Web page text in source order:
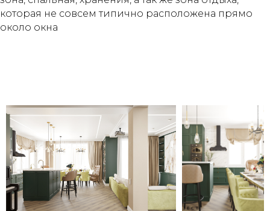
которая не совсем типично расположена прямо
около окна⠀